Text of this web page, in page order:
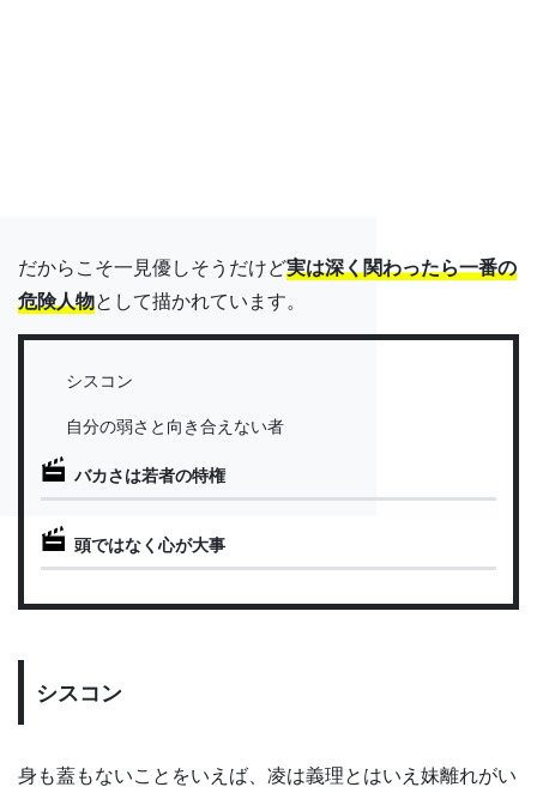
だからこそ一見優しそうだけど実は深く関わったら一番の
危険人物として描かれています。
シスコン
自分の弱さと向き合えない者
バカさは若者の特権
頭ではなく心が大事
シスコン
身も蓋もないことをいえば、凌は義理とはいえ妹離れがい